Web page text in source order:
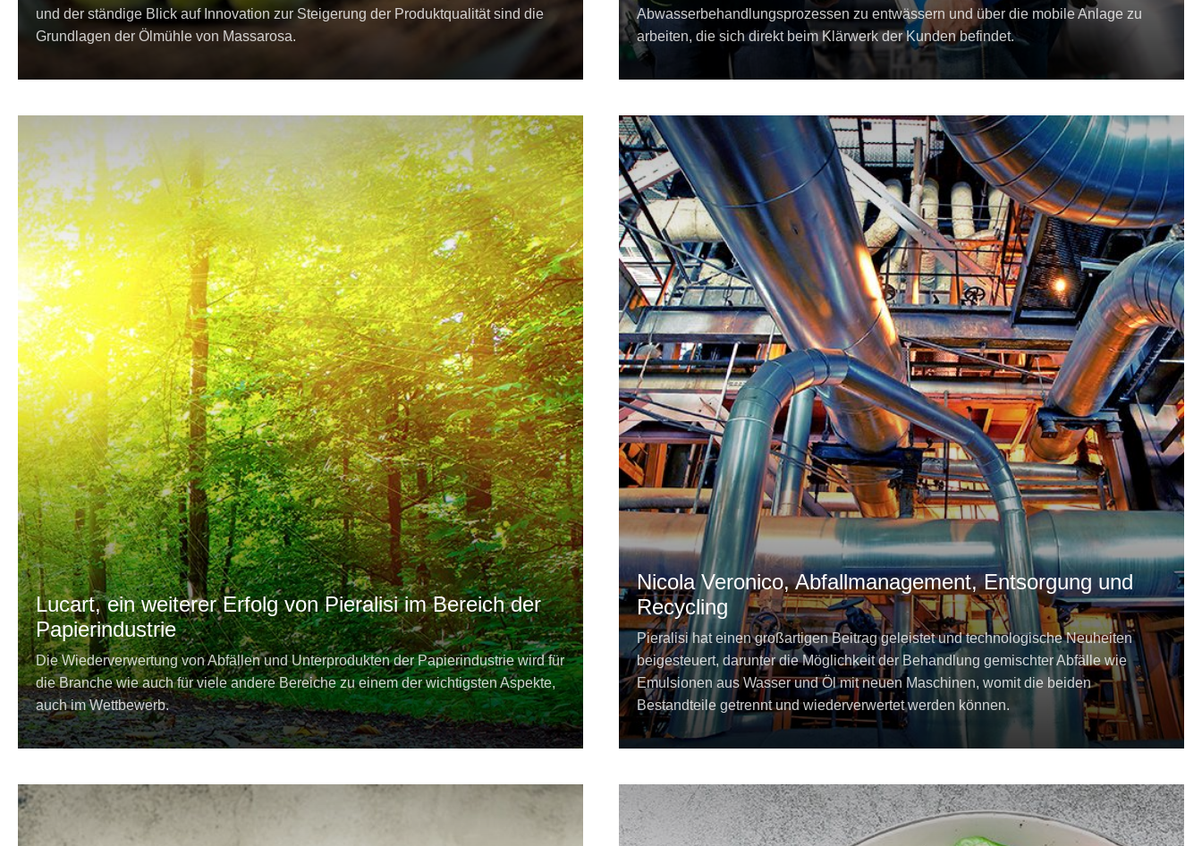
und der ständige Blick auf Innovation zur Steigerung der Produktqualität sind die
Grundlagen der Ölmühle von Massarosa.
Abwasserbehandlungsprozessen zu entwässern und über die mobile Anlage zu
arbeiten, die sich direkt beim Klärwerk der Kunden befindet.
Lucart, ein weiterer Erfolg von Pieralisi im Bereich der
Papierindustrie
Die Wiederverwertung von Abfällen und Unterprodukten der Papierindustrie wird für
die Branche wie auch für viele andere Bereiche zu einem der wichtigsten Aspekte,
auch im Wettbewerb.
Nicola Veronico, Abfallmanagement, Entsorgung und
Recycling
Pieralisi hat einen großartigen Beitrag geleistet und technologische Neuheiten
beigesteuert, darunter die Möglichkeit der Behandlung gemischter Abfälle wie
Emulsionen aus Wasser und Öl mit neuen Maschinen, womit die beiden
Bestandteile getrennt und wiederverwertet werden können.